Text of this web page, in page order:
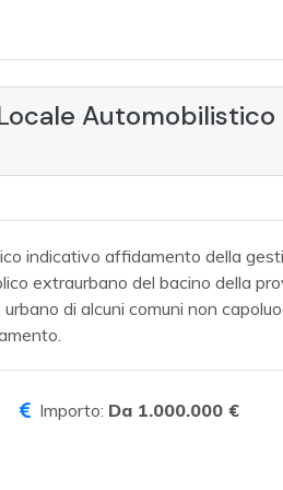
Automobilistico
indicativo affidamento della
extraurbano del bacino della
di alcuni comuni non
Importo: Da 1.000.000 €